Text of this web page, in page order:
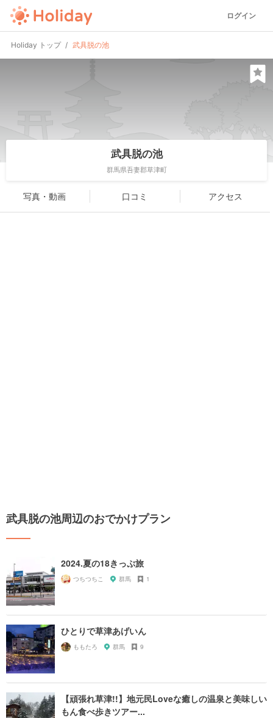
ログイン
Holiday トップ 武具脱の池
武具脱の池
群馬県吾妻郡草津町
写真・動画 口コミ アクセス
武具脱の池周辺のおでかけプラン
2024.夏の18きっぷ旅
つちつちこ 群馬 1
ひとりで草津あげいん
ももたろ 群馬 9
【頑張れ草津!!】地元民Loveな癒しの温泉と美味しい
もん食べ歩きツアー...